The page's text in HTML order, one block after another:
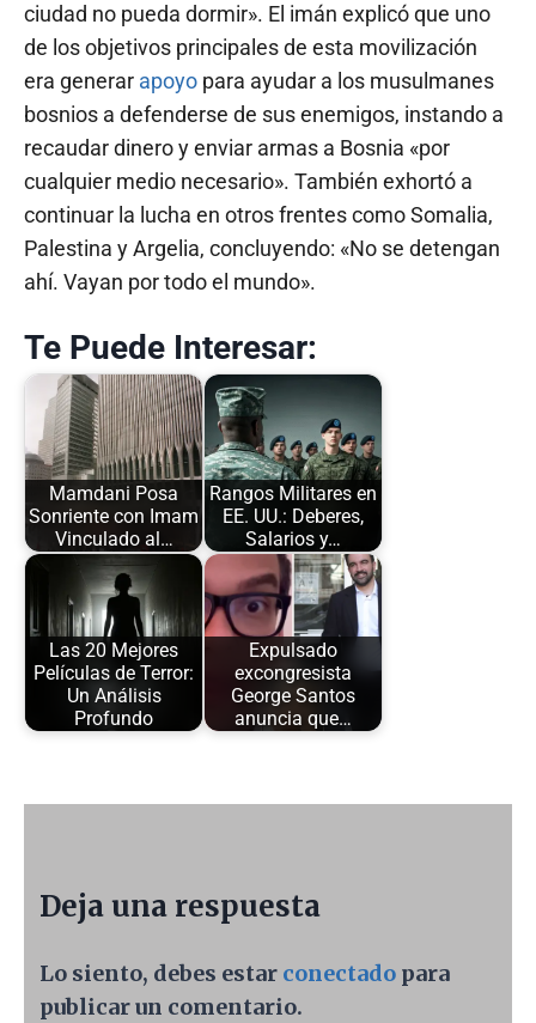
ciudad no pueda dormir». El imán explicó que uno
de los objetivos principales de esta movilización
era generar apoyo para ayudar a los musulmanes
bosnios a defenderse de sus enemigos, instando a
recaudar dinero y enviar armas a Bosnia «por
cualquier medio necesario». También exhortó a
continuar la lucha en otros frentes como Somalia,
Palestina y Argelia, concluyendo: «No se detengan
ahí. Vayan por todo el mundo».
Te Puede Interesar:
Mamdani Posa
Sonriente con Imam
Vinculado al…
Rangos Militares en
EE. UU.: Deberes,
Salarios y…
Las 20 Mejores
Películas de Terror:
Un Análisis
Profundo
Expulsado
excongresista
George Santos
anuncia que…
Deja una respuesta
Lo siento, debes estar conectado para
publicar un comentario.